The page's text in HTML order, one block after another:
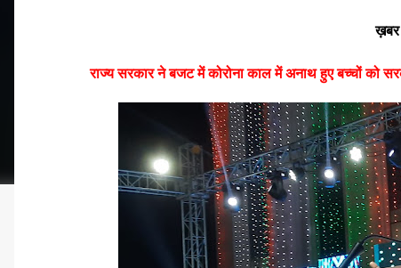
ख़बर
राज्य सरकार ने बजट में कोरोना काल में अनाथ हुए बच्चों को